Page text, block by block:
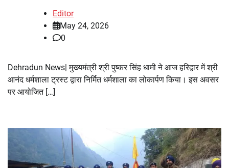
Editor
May 24, 2026
0
Dehradun News| मुख्यमंत्री श्री पुष्कर सिंह धामी ने आज हरिद्वार में श्री
आनंद धर्मशाला ट्रस्ट द्वारा निर्मित धर्मशाला का लोकार्पण किया। इस अवसर
पर आयोजित […]